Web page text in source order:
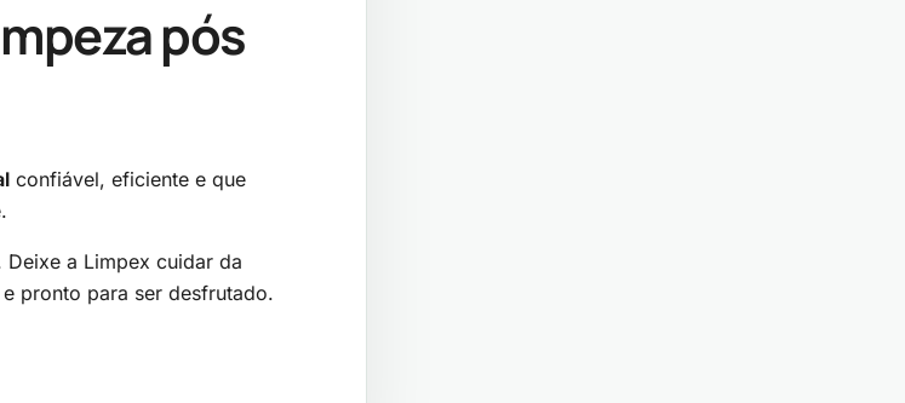
pós
confiável, eficiente e que
a Limpex cuidar da
pronto para ser desfrutado.